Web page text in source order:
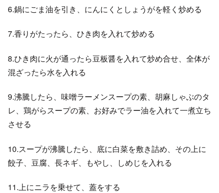
6.鍋にごま油を引き、にんにくとしょうがを軽く炒める
7.香りがたったら、ひき肉を入れて炒める
8.ひき肉に火が通ったら豆板醤を入れて炒め合せ、全体が
混ざったら水を入れる
9.沸騰したら、味噌ラーメンスープの素、胡麻しゃぶのタ
レ、鶏がらスープの素、お好みでラー油を入れて一煮立ち
させる
10.スープが沸騰したら、底に白菜を敷き詰め、その上に
餃子、豆腐、長ネギ、もやし、しめじを入れる
11.上にニラを乗せて、蓋をする